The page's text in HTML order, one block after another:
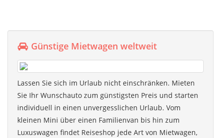
Günstige Mietwagen weltweit
Lassen Sie sich im Urlaub nicht einschränken. Mieten
Sie Ihr Wunschauto zum günstigsten Preis und starten
individuell in einen unvergesslichen Urlaub. Vom
kleinen Mini über einen Familienvan bis hin zum
Luxuswagen findet Reiseshop jede Art von Mietwagen,